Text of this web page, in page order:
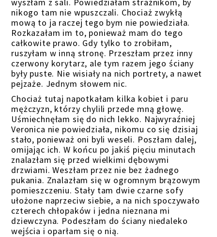
nikogo tam nie wpuszczali. Chociaż zwykłą
mową to ja raczej tego bym nie powiedziała.
Rozkazałam im to, ponieważ mam do tego
całkowite prawo. Gdy tylko to zrobiłam,
ruszyłam w inną stronę. Przeszłam przez inny
czerwony korytarz, ale tym razem jego ściany
były puste. Nie wisiały na nich portrety, a nawet
pejzaże. Jednym słowem nic.
Chociaż tutaj napotkałam kilka kobiet i paru
mężczyzn, którzy chylili przede mną głowę.
Uśmiechnęłam się do nich lekko. Najwyraźniej
Veronica nie powiedziała, nikomu co się dzisiaj
stało, ponieważ oni byli weseli. Poszłam dalej,
omijając ich. W końcu po jakiś pięciu minutach
znalazłam się przed wielkimi dębowymi
drzwiami. Weszłam przez nie bez żadnego
pukania. Znalazłam się w ogromnym brązowym
pomieszczeniu. Stały tam dwie czarne sofy
ułożone naprzeciw siebie, a na nich spoczywało
czterech chłopaków i jedna nieznana mi
dziewczyna. Podeszłam do ściany niedaleko
wejścia i oparłam się o nią.